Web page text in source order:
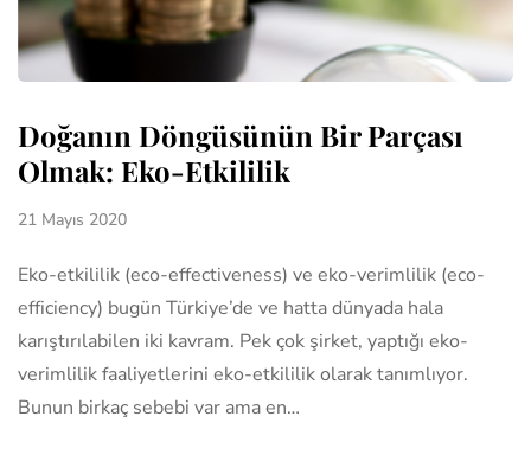
Doğanın Döngüsünün Bir Parçası
Olmak: Eko-Etkililik
21 Mayıs 2020
Eko-etkililik (eco-effectiveness) ve eko-verimlilik (eco-
efficiency) bugün Türkiye’de ve hatta dünyada hala
karıştırılabilen iki kavram. Pek çok şirket, yaptığı eko-
verimlilik faaliyetlerini eko-etkililik olarak tanımlıyor.
Bunun birkaç sebebi var ama en…